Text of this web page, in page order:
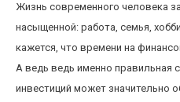
Жизнь современного человека
насыщенной: работа, семья,
кажется, что времени на
А ведь ведь именно правильная
инвестиций может значительно